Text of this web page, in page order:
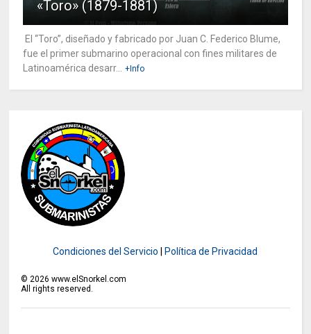
«Toro» (1879-1881)
El “Toro”, diseñado y fabricado por Juan C. Federico Blume,
fue el primer submarino operacional con fines militares de
Latinoamérica desarr...
+Info
Condiciones del Servicio Política de Privacidad
© 2026 www.elSnorkel.com
All rights reserved.